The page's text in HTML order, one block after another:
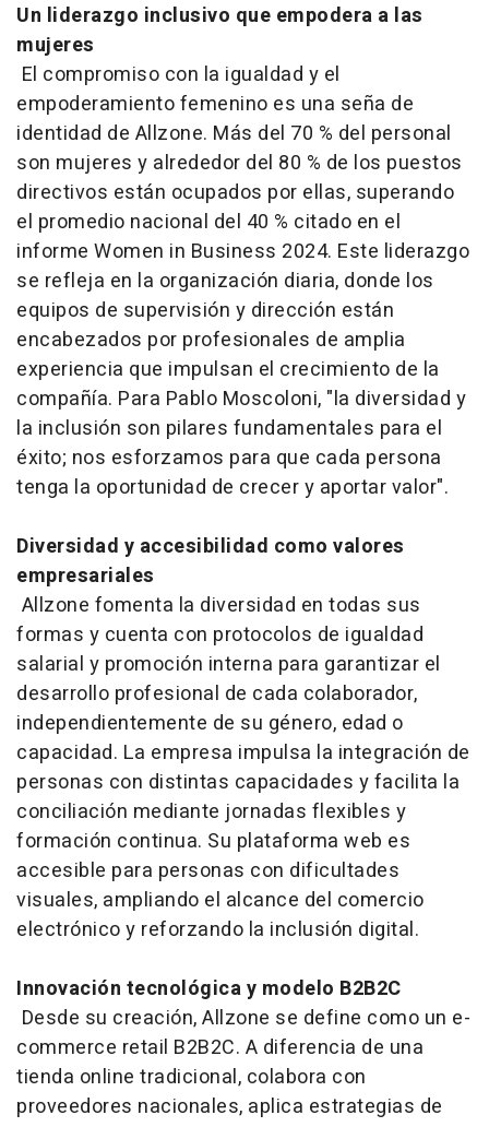
Un liderazgo inclusivo que empodera a las
mujeres
El compromiso con la igualdad y el
empoderamiento femenino es una seña de
identidad de Allzone. Más del 70 % del personal
son mujeres y alrededor del 80 % de los puestos
directivos están ocupados por ellas, superando
el promedio nacional del 40 % citado en el
informe Women in Business 2024. Este liderazgo
se refleja en la organización diaria, donde los
equipos de supervisión y dirección están
encabezados por profesionales de amplia
experiencia que impulsan el crecimiento de la
compañía. Para Pablo Moscoloni, "la diversidad y
la inclusión son pilares fundamentales para el
éxito; nos esforzamos para que cada persona
tenga la oportunidad de crecer y aportar valor".
Diversidad y accesibilidad como valores
empresariales
Allzone fomenta la diversidad en todas sus
formas y cuenta con protocolos de igualdad
salarial y promoción interna para garantizar el
desarrollo profesional de cada colaborador,
independientemente de su género, edad o
capacidad. La empresa impulsa la integración de
personas con distintas capacidades y facilita la
conciliación mediante jornadas flexibles y
formación continua. Su plataforma web es
accesible para personas con dificultades
visuales, ampliando el alcance del comercio
electrónico y reforzando la inclusión digital.
Innovación tecnológica y modelo B2B2C
Desde su creación, Allzone se define como un e-
commerce retail B2B2C. A diferencia de una
tienda online tradicional, colabora con
proveedores nacionales, aplica estrategias de